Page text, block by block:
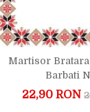
Martisor
Barbati
22,90 RON